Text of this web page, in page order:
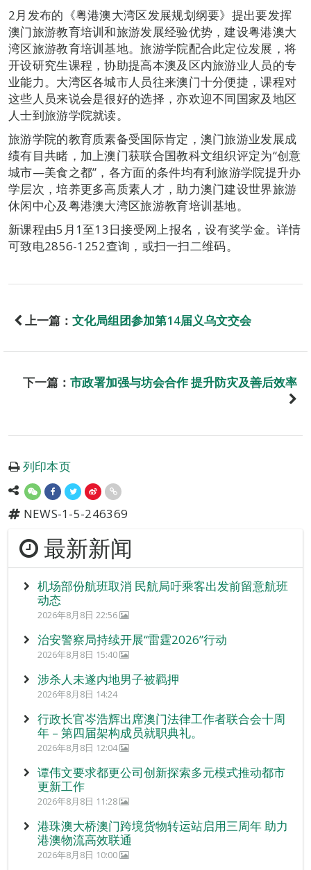
2月发布的《粤港澳大湾区发展规划纲要》提出要发挥
澳门旅游教育培训和旅游发展经验优势，建设粤港澳大
湾区旅游教育培训基地。旅游学院配合此定位发展，将
开设研究生课程，协助提高本澳及区内旅游业人员的专
业能力。大湾区各城市人员往来澳门十分便捷，课程对
这些人员来说会是很好的选择，亦欢迎不同国家及地区
人士到旅游学院就读。
旅游学院的教育质素备受国际肯定，澳门旅游业发展成
绩有目共睹，加上澳门获联合国教科文组织评定为“创意
城市—美食之都”，各方面的条件均有利旅游学院提升办
学层次，培养更多高质素人才，助力澳门建设世界旅游
休闲中心及粤港澳大湾区旅游教育培训基地。
新课程由5月1至13日接受网上报名，设有奖学金。详情
可致电2856-1252查询，或扫一扫二维码。
上一篇： 文化局组团参加第14届义乌文交会
下一篇： 市政署加强与坊会合作 提升防灾及善后效率
列印本页
NEWS-1-5-246369
最新新闻
机场部份航班取消 民航局吁乘客出发前留意航班
动态
2026年8月8日 22:56
治安警察局持续开展“雷霆2026”行动
2026年8月8日 15:40
涉杀人未遂内地男子被羁押
2026年8月8日 14:24
行政长官岑浩辉出席澳门法律工作者联合会十周
年 – 第四届架构成员就职典礼。
2026年8月8日 12:04
谭伟文要求都更公司创新探索多元模式推动都市
更新工作
2026年8月8日 11:28
港珠澳大桥澳门跨境货物转运站启用三周年 助力
港澳物流高效联通
2026年8月8日 10:00